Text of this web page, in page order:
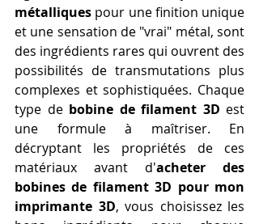
métalliques pour une finition unique
et une sensation de "vrai" métal, sont
des ingrédients rares qui ouvrent des
possibilités de transmutations plus
complexes et sophistiquées. Chaque
type de bobine de filament 3D est
une formule à maîtriser. En
décryptant les propriétés de ces
matériaux avant d'acheter des
bobines de filament 3D pour mon
imprimante 3D, vous choisissez les